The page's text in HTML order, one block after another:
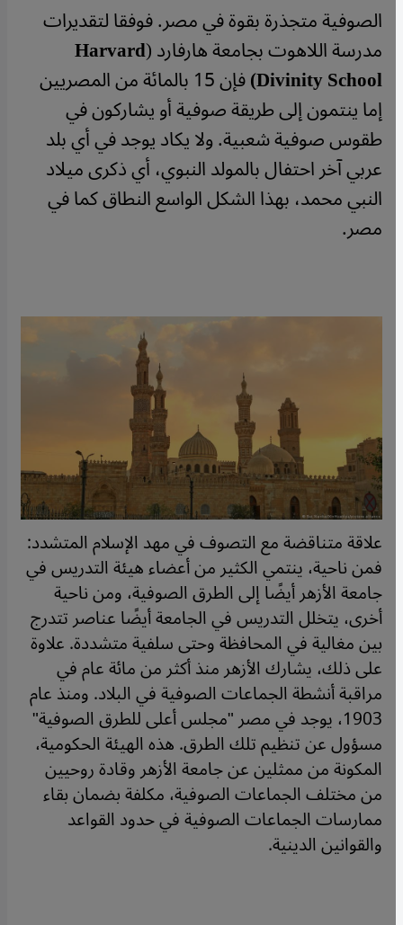
الصوفية متجذرة بقوة في مصر. فوفقا لتقديرات
مدرسة اللاهوت بجامعة هارفارد (Harvard
Divinity School
) فإن 15 بالمائة من المصريين
إما ينتمون إلى طريقة صوفية أو يشاركون في
طقوس صوفية شعبية. ولا يكاد يوجد في أي بلد
عربي آخر احتفال بالمولد النبوي، أي ذكرى ميلاد
النبي محمد، بهذا الشكل الواسع النطاق كما في
مصر.
علاقة متناقضة مع التصوف في مهد الإسلام المتشدد:
فمن ناحية، ينتمي الكثير من أعضاء هيئة التدريس في
جامعة الأزهر أيضًا إلى الطرق الصوفية، ومن ناحية
أخرى، يتخلل التدريس في الجامعة أيضًا عناصر تتدرج
بين مغالية في المحافظة وحتى سلفية متشددة. علاوة
على ذلك، يشارك الأزهر منذ أكثر من مائة عام في
مراقبة أنشطة الجماعات الصوفية في البلاد. ومنذ عام
1903، يوجد في مصر "مجلس أعلى للطرق الصوفية"
مسؤول عن تنظيم تلك الطرق. هذه الهيئة الحكومية،
المكونة من ممثلين عن جامعة الأزهر وقادة روحيين
من مختلف الجماعات الصوفية، مكلفة بضمان بقاء
ممارسات الجماعات الصوفية في حدود القواعد
والقوانين الدينية.